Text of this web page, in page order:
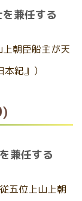
兼任する
朝臣船主が天
紀』）
兼任する
五位上山上朝